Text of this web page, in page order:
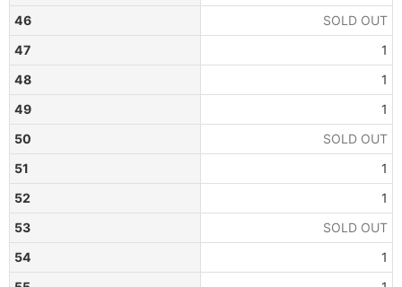
46
SOLD OUT
47
1
48
1
49
1
50
SOLD OUT
51
1
52
1
53
SOLD OUT
54
1